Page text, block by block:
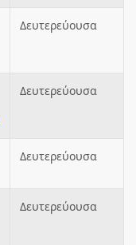
Δευτερεύουσα
Δευτερεύουσα
Δευτερεύουσα
Δευτερεύουσα